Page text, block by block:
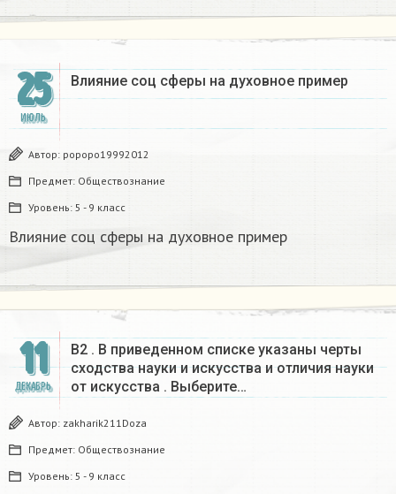
25
ИЮЛЬ
Влияние соц сферы на духовное пример
Автор: popopo19992012
Предмет: Обществознание
Уровень: 5 - 9 класс
Влияние соц сферы на духовное пример
11
ДЕКАБРЬ
B2 . В приведенном списке указаны черты
сходства науки и искусства и отличия науки
от искусства . Выберите…
Автор: zakharik211Doza
Предмет: Обществознание
Уровень: 5 - 9 класс